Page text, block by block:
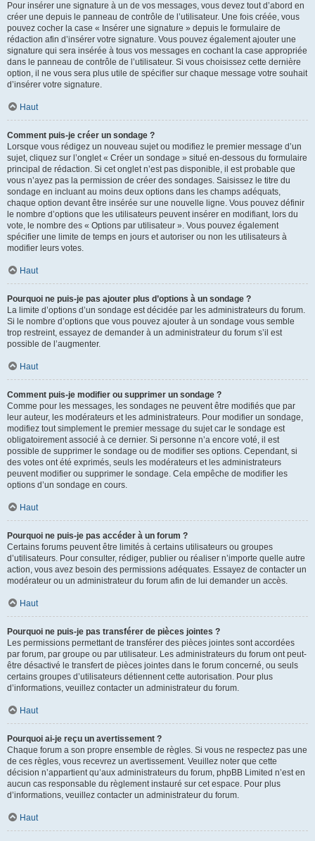
Pour insérer une signature à un de vos messages, vous devez tout d’abord en
créer une depuis le panneau de contrôle de l’utilisateur. Une fois créée, vous
pouvez cocher la case « Insérer une signature » depuis le formulaire de
rédaction afin d’insérer votre signature. Vous pouvez également ajouter une
signature qui sera insérée à tous vos messages en cochant la case appropriée
dans le panneau de contrôle de l’utilisateur. Si vous choisissez cette dernière
option, il ne vous sera plus utile de spécifier sur chaque message votre souhait
d’insérer votre signature.
Haut
Comment puis-je créer un sondage ?
Lorsque vous rédigez un nouveau sujet ou modifiez le premier message d’un
sujet, cliquez sur l’onglet « Créer un sondage » situé en-dessous du formulaire
principal de rédaction. Si cet onglet n’est pas disponible, il est probable que
vous n’ayez pas la permission de créer des sondages. Saisissez le titre du
sondage en incluant au moins deux options dans les champs adéquats,
chaque option devant être insérée sur une nouvelle ligne. Vous pouvez définir
le nombre d’options que les utilisateurs peuvent insérer en modifiant, lors du
vote, le nombre des « Options par utilisateur ». Vous pouvez également
spécifier une limite de temps en jours et autoriser ou non les utilisateurs à
modifier leurs votes.
Haut
Pourquoi ne puis-je pas ajouter plus d’options à un sondage ?
La limite d’options d’un sondage est décidée par les administrateurs du forum.
Si le nombre d’options que vous pouvez ajouter à un sondage vous semble
trop restreint, essayez de demander à un administrateur du forum s’il est
possible de l’augmenter.
Haut
Comment puis-je modifier ou supprimer un sondage ?
Comme pour les messages, les sondages ne peuvent être modifiés que par
leur auteur, les modérateurs et les administrateurs. Pour modifier un sondage,
modifiez tout simplement le premier message du sujet car le sondage est
obligatoirement associé à ce dernier. Si personne n’a encore voté, il est
possible de supprimer le sondage ou de modifier ses options. Cependant, si
des votes ont été exprimés, seuls les modérateurs et les administrateurs
peuvent modifier ou supprimer le sondage. Cela empêche de modifier les
options d’un sondage en cours.
Haut
Pourquoi ne puis-je pas accéder à un forum ?
Certains forums peuvent être limités à certains utilisateurs ou groupes
d’utilisateurs. Pour consulter, rédiger, publier ou réaliser n’importe quelle autre
action, vous avez besoin des permissions adéquates. Essayez de contacter un
modérateur ou un administrateur du forum afin de lui demander un accès.
Haut
Pourquoi ne puis-je pas transférer de pièces jointes ?
Les permissions permettant de transférer des pièces jointes sont accordées
par forum, par groupe ou par utilisateur. Les administrateurs du forum ont peut-
être désactivé le transfert de pièces jointes dans le forum concerné, ou seuls
certains groupes d’utilisateurs détiennent cette autorisation. Pour plus
d’informations, veuillez contacter un administrateur du forum.
Haut
Pourquoi ai-je reçu un avertissement ?
Chaque forum a son propre ensemble de règles. Si vous ne respectez pas une
de ces règles, vous recevrez un avertissement. Veuillez noter que cette
décision n’appartient qu’aux administrateurs du forum, phpBB Limited n’est en
aucun cas responsable du règlement instauré sur cet espace. Pour plus
d’informations, veuillez contacter un administrateur du forum.
Haut